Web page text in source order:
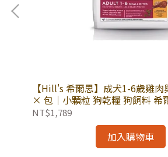
【Hill's 希爾思】成犬1-6歲雞
× 包｜小顆粒 狗乾糧 狗飼料 希
NT$1,789
加入購物車